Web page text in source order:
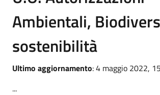
Ambientali,
sostenibilità
Ultimo aggiornamento: 4 maggio 2022,
...